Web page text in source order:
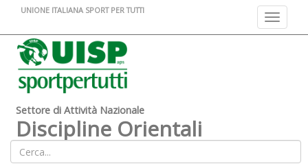
Toggle
UNIONE ITALIANA SPORT PER TUTTI
Settore di Attività Nazionale
Discipline Orientali